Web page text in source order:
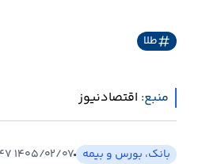
طلا
منبع: اقتصادنیوز
بانک، بورس و بیمه ۱۴۰۵/۰۲/۰۷ ۱۱:۴۸:۴۷